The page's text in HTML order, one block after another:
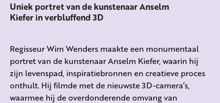
Uniek portret van de kunstenaar Anselm
Kiefer in verbluffend 3D
Regisseur Wim Wenders maakte een monumentaal
portret van de kunstenaar Anselm Kiefer, waarin hij
zijn levenspad, inspiratiebronnen en creatieve proces
onthult. Hij filmde met de nieuwste 3D-camera’s,
waarmee hij de overdonderende omvang van